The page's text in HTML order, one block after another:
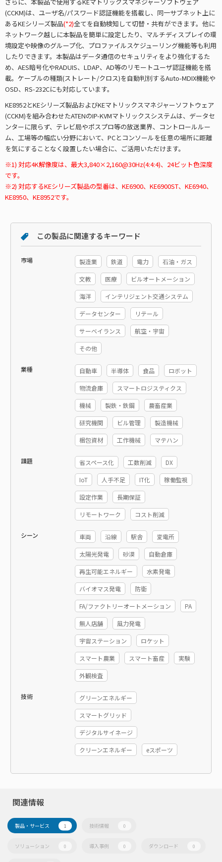
さらに、本製品で使用するKEマトリックスマネジャーソフトウェア
(CCKM)は、ユーザ名/パスワード認証機能を搭載し、同一サブネット上に
あるKEシリーズ製品(*2)全てを自動検知して切替・共有ができます。他に
ネットワーク越しに本製品を簡単に設定したり、マルチディスプレイの環
境設定や映像のグループ化、プロファイルスケジューリング機能等も利用
したりできます。本製品はデータ通信のセキュリティをより強化するた
め、AES暗号化やRADUIS、LDAP、AD等のリモートユーザ認証機能を搭
載。ケーブルの種類(ストレート/クロス)を自動判別するAuto-MDIX機能や
OSD、RS-232Cにも対応しています。
KE8952とKEシリーズ製品およびKEマトリックスマネジャーソフトウェア
(CCKM)を組み合わせたATENのIP-KVMマトリックスシステムは、データセ
ンターに限らず、テレビ局やポスプロ等の放送業界、コントロールルー
ム、工場等の幅広い分野において、PCとコンソールを任意の場所に距離
を気にすることなく設置したい場合に、ご活用いただけます。
※1) 対応4K解像度は、最大3,840×2,160@30Hz(4:4:4)、24ビット色深度
です。
※2) 対応するKEシリーズ製品の型番は、KE6900、KE6900ST、KE6940、
KE8950、KE8952です。
この製品に関連するキーワード
市場 製造業 鉄道 電力 石油・ガス
文教 医療 ビルオートメーション
海洋 インテリジェント交通システム
データセンター リテール
サーベイランス 航空・宇宙
その他
業種 自動車 半導体 食品 ロボット
物流倉庫 スマートロジスティクス
機械 製鉄・鉄鋼 農畜産業
研究機関 ビル管理 製造機械
梱包資材 工作機械 マテハン
課題 省スペース化 工数削減 DX
IoT 人手不足 IT化 稼働監視
設定作業 長期保証
リモートワーク コスト削減
シーン 車両 沿線 駅舎 変電所
太陽光発電 砂漠 自動倉庫
再生可能エネルギー 水素発電
バイオマス発電 防衛
FA/ファクトリーオートメーション PA
無人店舗 風力発電
宇宙ステーション ロケット
スマート農業 スマート畜産 実験
外観検査
技術 グリーンエネルギー
スマートグリッド
デジタルサイネージ
クリーンエネルギー eスポーツ
関連情報
製品・サービス 1 技術情報 0
ソリューション 0 導入事例 0 ダウンロード 0